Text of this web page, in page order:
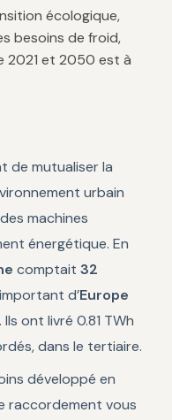
écologique,
besoins de froid,
2021 et 2050 est à
de mutualiser la
urbain
machines
énergétique. En
comptait 32
d’Europe
ont livré 0.81 TWh
dans le tertiaire.
développé en
raccordement vous